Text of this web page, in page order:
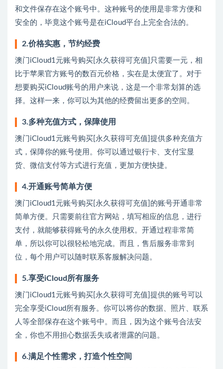
和文件保存在这个账号中。这种账号的使用是非常方便和
安全的，毕竟这个账号是在iCloud平台上完全合法的。
2.价格实惠，节约经费
澳门iCloud1元账号购买[永久获得可充值]只需要一元，相
比于苹果官方账号的数百元价格，实在是太便宜了。对于
想要购买iCloud账号的用户来说，这是一个非常划算的选
择。这样一来，你可以为其他的经费留出更多的空间。
3.多种充值方式，保障使用
澳门iCloud1元账号购买[永久获得可充值]提供多种充值方
式，保障你的账号使用。你可以通过银行卡、支付宝显
货、微信支付等方式进行充值，更加方便快捷。
4.开通账号简单方便
澳门iCloud1元账号购买[永久获得可充值]的账号开通非常
简单方便。只需要前往官方网站，填写相应的信息，进行
支付，就能够获得账号的永久使用权。开通过程非常简
单，所以你可以很轻松地完成。而且，售后服务非常到
位，每个用户可以随时联系客服解决问题。
5.享受iCloud所有服务
澳门iCloud1元账号购买[永久获得可充值]提供的账号可以
完全享受iCloud所有服务。你可以将你的数据、照片、联系
人等全部保存在这个账号中。而且，因为这个账号合法安
全，你也不用担心数据丢失或者泄露的问题。
6.满足个性需求，打造个性空间